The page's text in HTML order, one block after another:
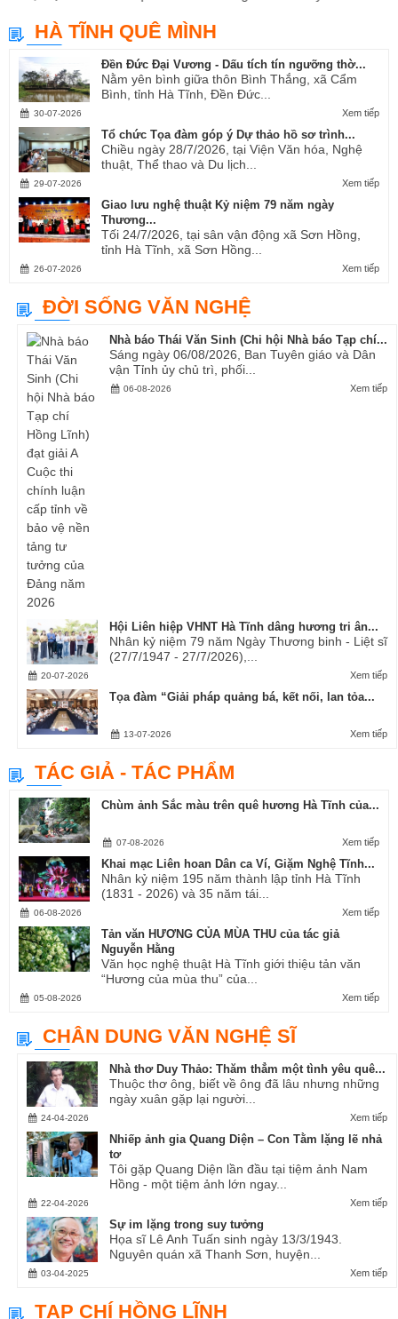
HÀ TĨNH QUÊ MÌNH
Đền Đức Đại Vương - Dấu tích tín ngưỡng thờ...
Nằm yên bình giữa thôn Bình Thắng, xã Cẩm
Bình, tỉnh Hà Tĩnh, Đền Đức...
Xem tiếp
30-07-2026
Tổ chức Tọa đàm góp ý Dự thảo hồ sơ trình...
Chiều ngày 28/7/2026, tại Viện Văn hóa, Nghệ
thuật, Thể thao và Du lịch...
Xem tiếp
29-07-2026
Giao lưu nghệ thuật Kỷ niệm 79 năm ngày
Thương...
Tối 24/7/2026, tại sân vận động xã Sơn Hồng,
tỉnh Hà Tĩnh, xã Sơn Hồng...
Xem tiếp
26-07-2026
ĐỜI SỐNG VĂN NGHỆ
Nhà báo Thái Văn Sinh (Chi hội Nhà báo Tạp chí...
Sáng ngày 06/08/2026, Ban Tuyên giáo và Dân
vận Tỉnh ủy chủ trì, phối...
Xem tiếp
06-08-2026
Hội Liên hiệp VHNT Hà Tĩnh dâng hương tri ân...
Nhân kỷ niệm 79 năm Ngày Thương binh - Liệt sĩ
(27/7/1947 - 27/7/2026),...
Xem tiếp
20-07-2026
Tọa đàm “Giải pháp quảng bá, kết nối, lan tỏa...
Xem tiếp
13-07-2026
TÁC GIẢ - TÁC PHẨM
Chùm ảnh Sắc màu trên quê hương Hà Tĩnh của...
Xem tiếp
07-08-2026
Khai mạc Liên hoan Dân ca Ví, Giặm Nghệ Tĩnh...
Nhân kỷ niệm 195 năm thành lập tỉnh Hà Tĩnh
(1831 - 2026) và 35 năm tái...
Xem tiếp
06-08-2026
Tản văn HƯƠNG CỦA MÙA THU của tác giả
Nguyễn Hằng
Văn học nghệ thuật Hà Tĩnh giới thiệu tản văn
“Hương của mùa thu” của...
Xem tiếp
05-08-2026
CHÂN DUNG VĂN NGHỆ SĨ
Nhà thơ Duy Thảo: Thăm thẳm một tình yêu quê...
Thuộc thơ ông, biết về ông đã lâu nhưng những
ngày xuân gặp lại người...
Xem tiếp
24-04-2026
Nhiếp ảnh gia Quang Diện – Con Tằm lặng lẽ nhả
tơ
Tôi gặp Quang Diện lần đầu tại tiệm ảnh Nam
Hồng - một tiệm ảnh lớn ngay...
Xem tiếp
22-04-2026
Sự im lặng trong suy tưởng
Họa sĩ Lê Anh Tuấn sinh ngày 13/3/1943.
Nguyên quán xã Thanh Sơn, huyện...
Xem tiếp
03-04-2025
TẠP CHÍ HỒNG LĨNH